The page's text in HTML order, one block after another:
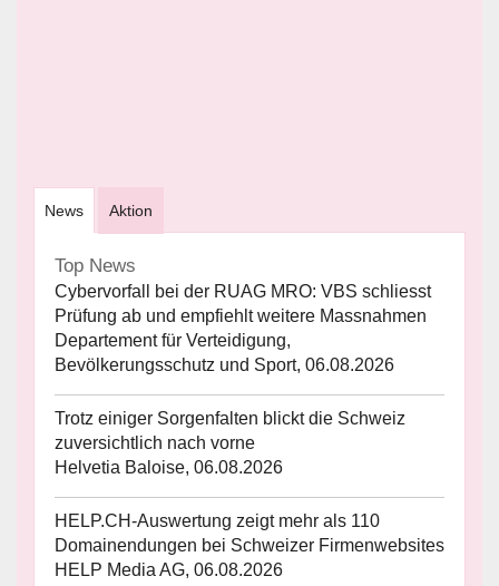
News Aktion
Top News
Cybervorfall bei der RUAG MRO: VBS schliesst
Prüfung ab und empfiehlt weitere Massnahmen
Departement für Verteidigung,
Bevölkerungsschutz und Sport, 06.08.2026
Trotz einiger Sorgenfalten blickt die Schweiz
zuversichtlich nach vorne
Helvetia Baloise, 06.08.2026
HELP.CH-Auswertung zeigt mehr als 110
Domainendungen bei Schweizer Firmenwebsites
HELP Media AG, 06.08.2026